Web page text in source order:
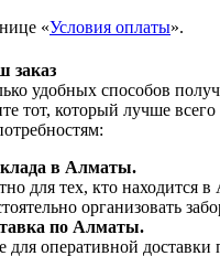
«Условия оплаты».
заказ
удобных способов
тот, который лучше всего
в Алматы.
для тех, кто находится
организовать
по Алматы.
для оперативной доставки